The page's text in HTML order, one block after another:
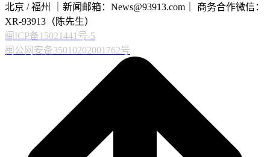
北京 / 福州 ｜新闻邮箱：News@93913.com｜ 商务合作微信：
XR-93913（陈先生）
闽ICP备15021441号-5
闽公网安备35010202001762号